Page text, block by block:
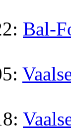
Bal-